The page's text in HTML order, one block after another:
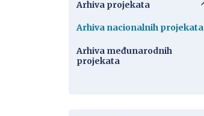
Arhiva projekata
Arhiva nacionalnih projekata
Arhiva međunarodnih
projekata